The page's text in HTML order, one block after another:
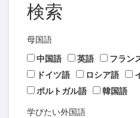
検索
母国語
中国語
英語 フラン
ドイツ語
ロシア語
ポルトガル語
韓国語
学びたい外国語